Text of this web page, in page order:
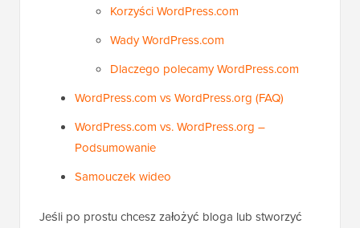
Korzyści WordPress.com
Wady WordPress.com
Dlaczego polecamy WordPress.com
WordPress.com vs WordPress.org (FAQ)
WordPress.com vs. WordPress.org –
Podsumowanie
Samouczek wideo
Jeśli po prostu chcesz założyć bloga lub stworzyć